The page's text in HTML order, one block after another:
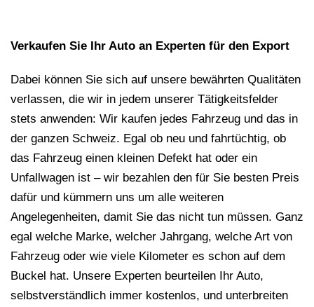
Verkaufen Sie Ihr Auto an Experten für den Export
Dabei können Sie sich auf unsere bewährten Qualitäten
verlassen, die wir in jedem unserer Tätigkeitsfelder
stets anwenden: Wir kaufen jedes Fahrzeug und das in
der ganzen Schweiz. Egal ob neu und fahrtüchtig, ob
das Fahrzeug einen kleinen Defekt hat oder ein
Unfallwagen ist – wir bezahlen den für Sie besten Preis
dafür und kümmern uns um alle weiteren
Angelegenheiten, damit Sie das nicht tun müssen. Ganz
egal welche Marke, welcher Jahrgang, welche Art von
Fahrzeug oder wie viele Kilometer es schon auf dem
Buckel hat. Unsere Experten beurteilen Ihr Auto,
selbstverständlich immer kostenlos, und unterbreiten